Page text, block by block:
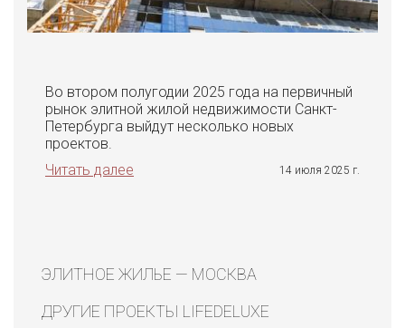
Во втором полугодии 2025 года на первичный
рынок элитной жилой недвижимости Санкт-
Петербурга выйдут несколько новых
проектов.
Читать далее
14 июля 2025 г.
ЭЛИТНОЕ ЖИЛЬЕ — МОСКВА
ДРУГИЕ ПРОЕКТЫ LIFEDELUXE